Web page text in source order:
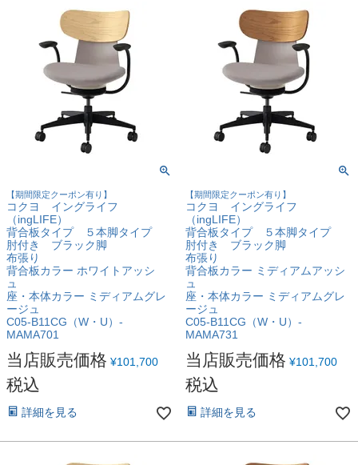
【期間限定クーポン有り】
コクヨ イングライフ
（ingLIFE）
背合板タイプ ５本脚タイプ
肘付き ブラック脚
布張り
背合板カラー ホワイトアッシ
ュ
座・本体カラー ミディアムグレ
ージュ
C05-B11CG（W・U）-
MAMA701
当店販売価格 ¥101,700
税込
詳細を見る
【期間限定クーポン有り】
コクヨ イングライフ
（ingLIFE）
背合板タイプ ５本脚タイプ
肘付き ブラック脚
布張り
背合板カラー ミディアムアッシ
ュ
座・本体カラー ミディアムグレ
ージュ
C05-B11CG（W・U）-
MAMA731
当店販売価格 ¥101,700
税込
詳細を見る